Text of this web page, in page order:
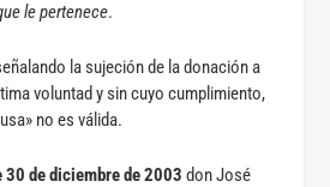
le pertenece.
la sujeción de la donación a
voluntad y sin cuyo cumplimiento,
no es válida.
30 de diciembre de 2003 don José